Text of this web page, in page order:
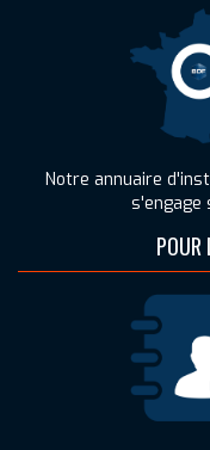
Notre annuaire
s'engage
POUR